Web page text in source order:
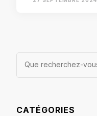
Vous
CATÉGORIES